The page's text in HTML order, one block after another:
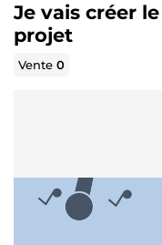
Je vais créer
projet
Vente0